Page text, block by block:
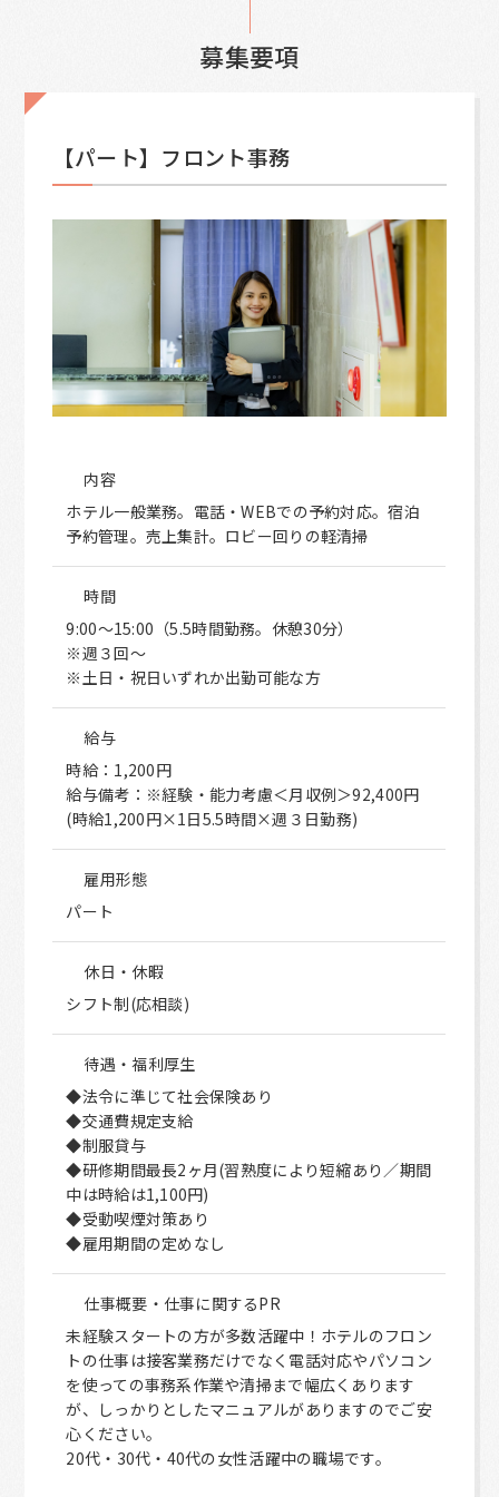
募集要項
【パート】フロント事務
内容
ホテル一般業務。電話・WEBでの予約対応。宿泊
予約管理。売上集計。ロビー回りの軽清掃
時間
9:00～15:00（5.5時間勤務。休憩30分）
※週３回～
※土日・祝日いずれか出勤可能な方
給与
時給：1,200円
給与備考：※経験・能力考慮＜月収例＞92,400円
(時給1,200円×1日5.5時間×週３日勤務)
雇用形態
パート
休日・休暇
シフト制(応相談)
待遇・福利厚生
◆法令に準じて社会保険あり
◆交通費規定支給
◆制服貸与
◆研修期間最長2ヶ月(習熟度により短縮あり／期間
中は時給は1,100円)
◆受動喫煙対策あり
◆雇用期間の定めなし
仕事概要・仕事に関するPR
未経験スタートの方が多数活躍中！ホテルのフロン
トの仕事は接客業務だけでなく電話対応やパソコン
を使っての事務系作業や清掃まで幅広くあります
が、しっかりとしたマニュアルがありますのでご安
心ください。
20代・30代・40代の女性活躍中の職場です。